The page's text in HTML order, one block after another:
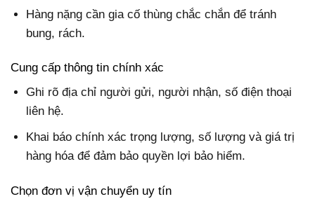
Hàng nặng cần gia cố thùng chắc chắn để tránh
bung, rách.
Cung cấp thông tin chính xác
Ghi rõ địa chỉ người gửi, người nhận, số điện thoại
liên hệ.
Khai báo chính xác trọng lượng, số lượng và giá trị
hàng hóa để đảm bảo quyền lợi bảo hiểm.
Chọn đơn vị vận chuyển uy tín